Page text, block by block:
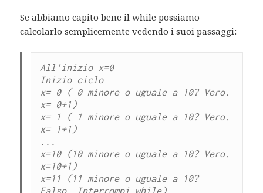
Se abbiamo capito bene il while possiamo
calcolarlo semplicemente vedendo i suoi passaggi:
All'inizio x=0
Inizio ciclo
x= 0 ( 0 minore o uguale a 10? Vero.
x= 0+1)
x= 1 ( 1 minore o uguale a 10? Vero.
x= 1+1)
...
x=10 (10 minore o uguale a 10? Vero.
x=10+1)
x=11 (11 minore o uguale a 10?
Falso. Interrompi while)